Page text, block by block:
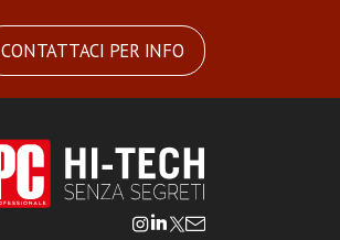
CONTATTACI PER INFO